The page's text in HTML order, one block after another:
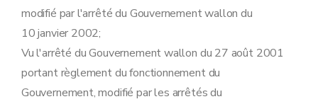
Chapitre III Dispositions modificatives, abrogatoires, transitoires et finales
Art. 30
Art. 31
Art. 32
Art. 33
Art. 34
Art. 35
modifié par l'arrêté du Gouvernement wallon du
10 janvier 2002;
Vu l'arrêté du Gouvernement wallon du 27 août 2001
portant règlement du fonctionnement du
Gouvernement, modifié par les arrêtés du